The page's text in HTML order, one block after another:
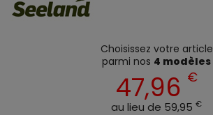
Choisissez votre article
parmi nos 4 modèles
47,96 €
au lieu de 59,95 €